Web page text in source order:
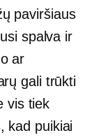
paviršiaus
spalva ir
ar
gali trūkti
vis tiek
kad puikiai